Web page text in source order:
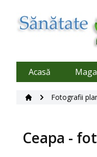
Acasă
Fotografii
Ceapa -